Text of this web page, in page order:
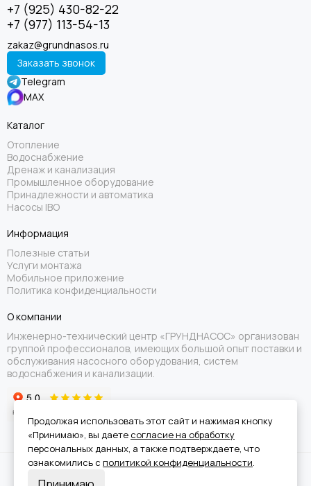
+7 (925) 430-82-22
+7 (977) 113-54-13
zakaz@grundnasos.ru
Заказать звонок
Telegram
MAX
Каталог
Отопление
Водоснабжение
Дренаж и канализация
Промышленное оборудование
Принадлежности и автоматика
Насосы IBO
Информация
Полезные статьи
Услуги монтажа
Мобильное приложение
Политика конфиденциальности
О компании
Инженерно-технический центр «ГРУНДНАСОС» организован
группой профессионалов, имеющих большой опыт поставки и
обслуживания насосного оборудования, систем
водоснабжения и канализации.
Продолжая использовать этот сайт и нажимая кнопку
«Принимаю», вы даете согласие на обработку
персональных данных, а также подтверждаете, что
ознакомились с политикой конфиденциальности.